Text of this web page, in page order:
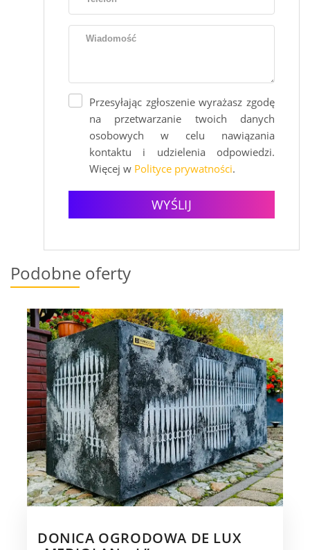
Przesyłając zgłoszenie wyrażasz zgodę
na przetwarzanie twoich danych
osobowych w celu nawiązania
kontaktu i udzielenia odpowiedzi.
Więcej w Polityce prywatności.
WYŚLIJ
Podobne oferty
DONICA OGRODOWA DE LUX